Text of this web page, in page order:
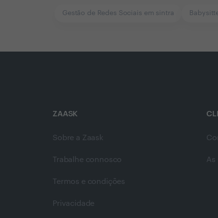
Gestão de Redes Sociais em sintra
ZAASK
Sobre a Zaask
Trabalhe connosco
Termos e condições
Privacidade
As